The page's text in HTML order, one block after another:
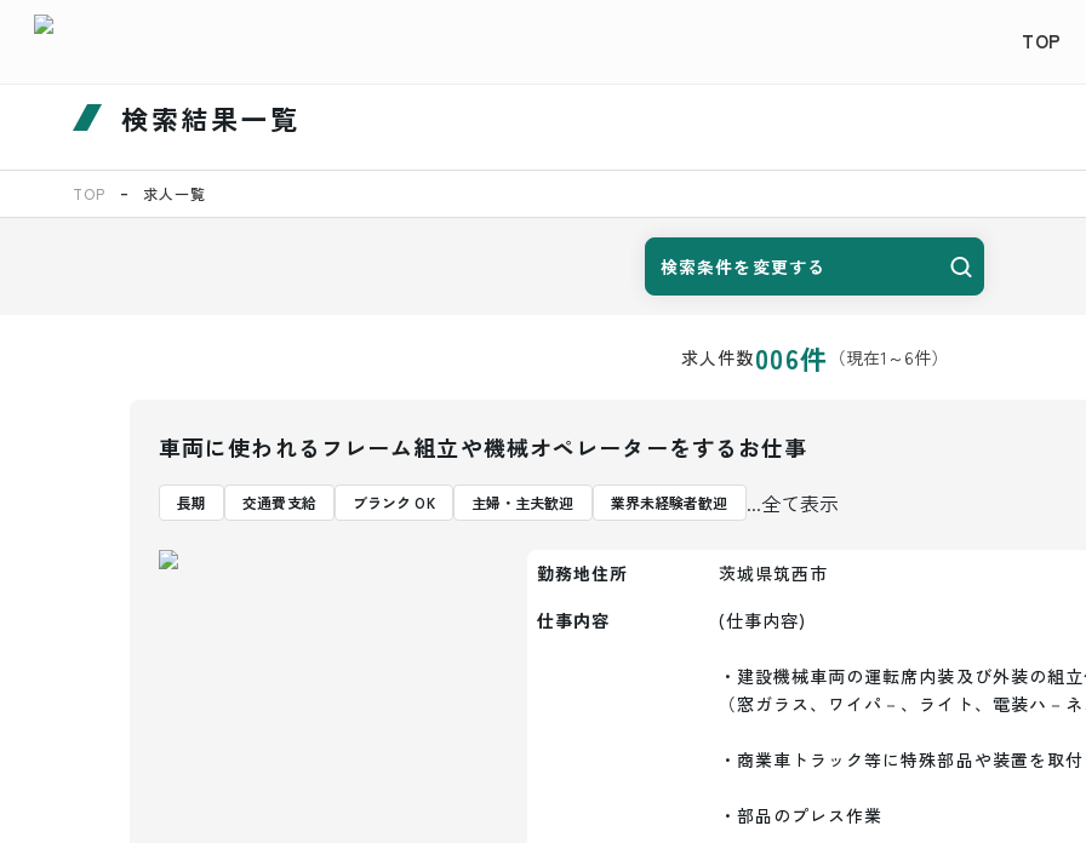
TOP
検索結果一覧
TOP 求人一覧
検索条件を変更する
求人件数006件 （現在1 ～ 6件）
車両に使われるフレーム組立や機械オペレーターをするお仕事
長期 交通費支給 ブランク OK 主婦・主夫歓迎 業界未経験者歓迎 ...全て表示
勤務地住所
茨城県筑西市
仕事内容
(仕事内容)
・建設機械車両の運転席内装及び外装の組
（窓ガラス、ワイパ－、ライト、電装ハ－
・商業車トラック等に特殊部品や装置を取
・部品のプレス作業